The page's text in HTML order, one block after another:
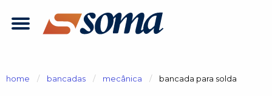
home bancadas mecânica atual:
bancada para solda